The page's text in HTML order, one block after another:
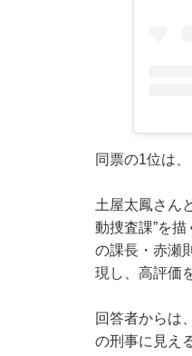
同票の1位は
土屋太鳳さん
動捜査課”を
の課長・赤瀬
現し、高評価
回答者からは
の刑事に見え